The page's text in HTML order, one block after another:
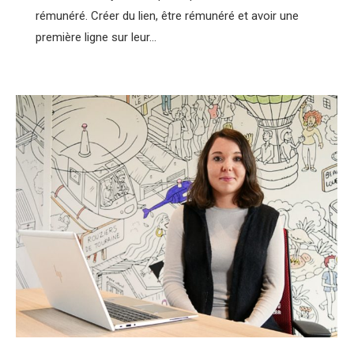
rémunéré. Créer du lien, être rémunéré et avoir une
première ligne sur leur…